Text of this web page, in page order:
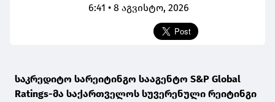
6:41 • 8 აგვისტო, 2026
საკრედიტო სარეიტინგო სააგენტო S&P Global
Ratings-მა საქართველოს სუვერენული რეიტინგი